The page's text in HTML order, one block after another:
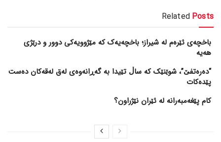
Related Posts
باخچەی ئێرەم لە شیراز؛ باخچەیەک کە مێژوویەکی دوور و درێژی
هەیە
“دەرەتفێ”، شوێنێک کە ساڵ تێیدا بە گەڕانەوەی لەق لەقەکان دەست
پێدەکات
کام پێغەمبەرانە لە ئێران نێژراون؟